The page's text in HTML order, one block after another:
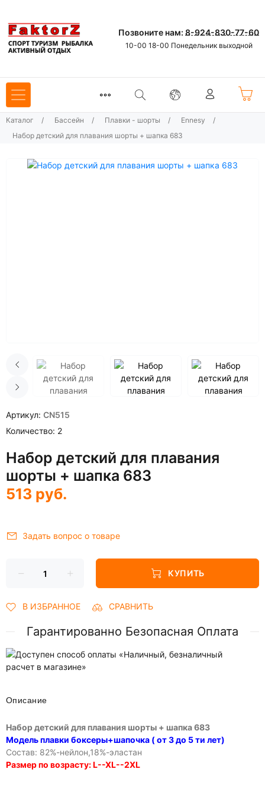
Позвоните нам: 8-924-830-77-60
10-00 18-00 Понедельник выходной
Каталог / Бассейн / Плавки - шорты / Ennesy
/
Набор детский для плавания шорты + шапка 683
Артикул CN515
Количество 2
Набор детский для плавания
шорты + шапка 683
513 руб.
Задать вопрос о товаре
КУПИТЬ
В ИЗБРАННОЕ СРАВНИТЬ
Гарантированно Безопасная Оплата
Описание
Набор детский для плавания шорты + шапка 683
Модель плавки боксеры+шапочка ( от 3 до 5 ти лет)
Состав: 82%-нейлон,18%-эластан
Размер по возрасту: L--XL--2XL